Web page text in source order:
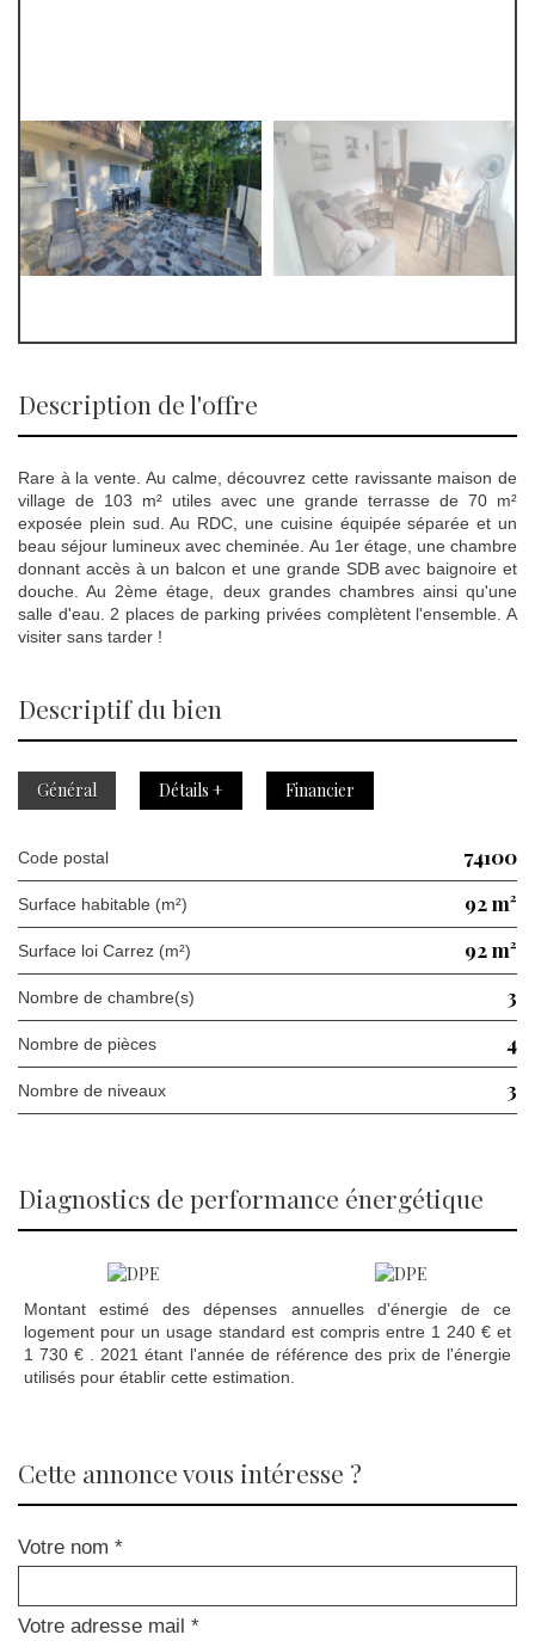
description de l'offre
Rare à la vente. Au calme, découvrez cette ravissante maison de
village de 103 m² utiles avec une grande terrasse de 70 m²
exposée plein sud. Au RDC, une cuisine équipée séparée et un
beau séjour lumineux avec cheminée. Au 1er étage, une chambre
donnant accès à un balcon et une grande SDB avec baignoire et
douche. Au 2ème étage, deux grandes chambres ainsi qu'une
salle d'eau. 2 places de parking privées complètent l'ensemble. A
visiter sans tarder !
descriptif du bien
Général Détails + Financier
Code postal 74100
Surface habitable (m²) 92 m²
Surface loi Carrez (m²) 92 m²
Nombre de chambre(s) 3
Nombre de pièces 4
Nombre de niveaux 3
diagnostics de performance énergétique
Montant estimé des dépenses annuelles d'énergie de ce
logement pour un usage standard est compris entre 1 240 € et
1 730 € . 2021 étant l'année de référence des prix de l'énergie
utilisés pour établir cette estimation.
cette annonce vous intéresse ?
Votre nom *
Votre adresse mail *